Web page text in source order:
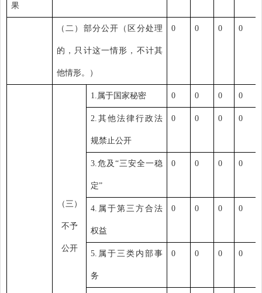
果
（二）部分公开（区分处理
的，只计这一情形，不计其
他情形。）
0 0 0 0
（三）
不予
公开
1. 属于国家秘密 0 0 0 0
2. 其他法律行政法
规禁止公开
0 0 0 0
3. 危及“三安全一稳
定”
0 0 0 0
4. 属于第三方合法
权益
0 0 0 0
5. 属于三类内部事
务
0 0 0 0